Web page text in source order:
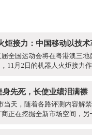
炬接力：中国移动以技
届全国运动会将在粤港澳三
11月2日的机器人火炬接力
先死，长使业绩泪满襟
当天，随着各路评测内容解
正在挖掘全新市场空间，另